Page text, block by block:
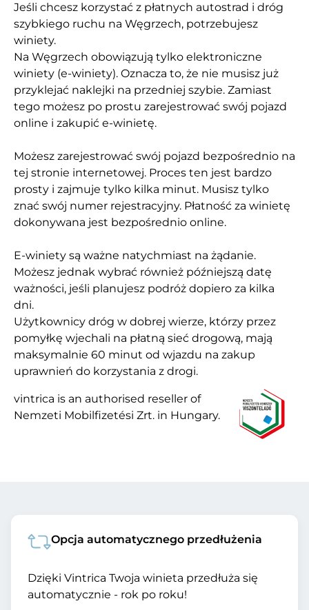
Jeśli chcesz korzystać z płatnych autostrad i dróg
szybkiego ruchu na Węgrzech, potrzebujesz
winiety.
Na Węgrzech obowiązują tylko elektroniczne
winiety (e-winiety). Oznacza to, że nie musisz już
przyklejać naklejki na przedniej szybie. Zamiast
tego możesz po prostu zarejestrować swój pojazd
online i zakupić e-winietę.
Możesz zarejestrować swój pojazd bezpośrednio na
tej stronie internetowej. Proces ten jest bardzo
prosty i zajmuje tylko kilka minut. Musisz tylko
znać swój numer rejestracyjny. Płatność za winietę
dokonywana jest bezpośrednio online.
E-winiety są ważne natychmiast na żądanie.
Możesz jednak wybrać również późniejszą datę
ważności, jeśli planujesz podróż dopiero za kilka
dni.
Użytkownicy dróg w dobrej wierze, którzy przez
pomyłkę wjechali na płatną sieć drogową, mają
maksymalnie 60 minut od wjazdu na zakup
uprawnień do korzystania z drogi.
vintrica is an authorised reseller of
Nemzeti Mobilfizetési Zrt. in Hungary.
Opcja automatycznego przedłużenia
Dzięki Vintrica Twoja winieta przedłuża się
automatycznie - rok po roku!